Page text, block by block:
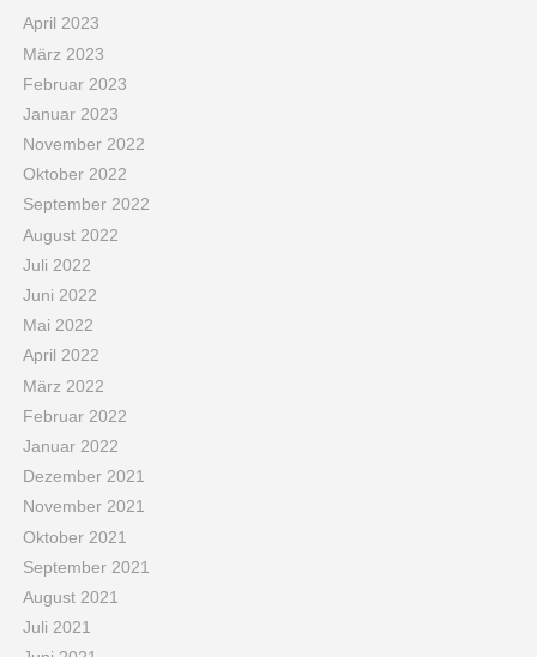
April 2023
März 2023
Februar 2023
Januar 2023
November 2022
Oktober 2022
September 2022
August 2022
Juli 2022
Juni 2022
Mai 2022
April 2022
März 2022
Februar 2022
Januar 2022
Dezember 2021
November 2021
Oktober 2021
September 2021
August 2021
Juli 2021